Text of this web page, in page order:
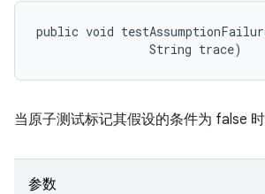
public void
                String trace)
当原子测试标记其假设的条件为 false
参数